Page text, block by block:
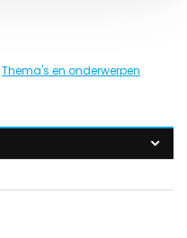
Thema's en onderwerpen